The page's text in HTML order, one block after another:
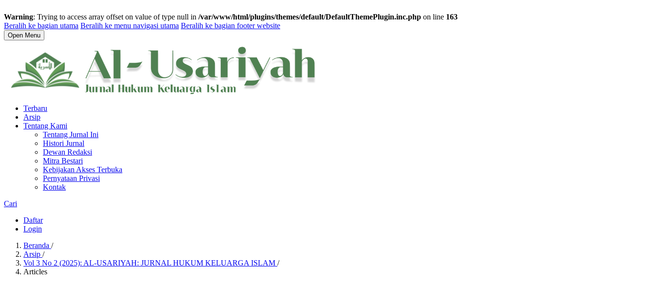
Warning: Trying to access array offset on value of type null in /var/www/html/plugins/themes/default/DefaultThemePlugin.inc.php on line 163
Beralih ke bagian utama Beralih ke menu navigasi utama Beralih ke bagian footer website
Open Menu
Terbaru
Arsip
Tentang Kami
Tentang Jurnal Ini
Histori Jurnal
Dewan Redaksi
Mitra Bestari
Kebijakan Akses Terbuka
Pernyataan Privasi
Kontak
Cari
Daftar
Login
Beranda /
Arsip /
Vol 3 No 2 (2025): AL-USARIYAH: JURNAL HUKUM KELUARGA ISLAM /
Articles